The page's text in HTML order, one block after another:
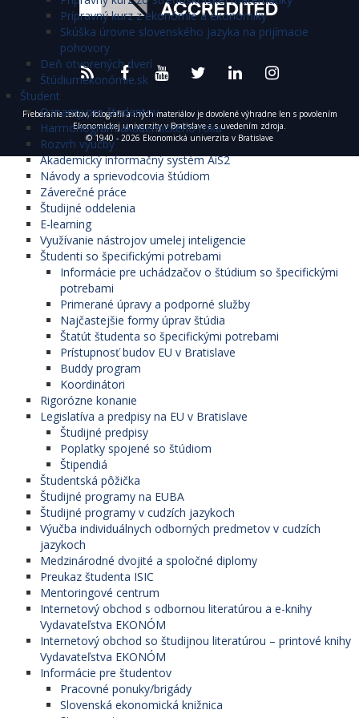
Prípravný kurz z ekonómie a ekonomiky
Skúška úrovne slovenského jazyka na prijímacie
pohovory
Deň otvorených dverí
Štúdiumekonómie.sk
Študent
Oznamy pre študentov
Harmonogram akademického roka
Rozvrh výučby
Akademický informačný systém AiS2
Návody a sprievodcovia štúdiom
Záverečné práce
Študijné oddelenia
E-learning
Využívanie nástrojov umelej inteligencie
Študenti so špecifickými potrebami
Informácie pre uchádzačov o štúdium so špecifickými
potrebami
Primerané úpravy a podporné služby
Najčastejšie formy úprav štúdia
Štatút študenta so špecifickými potrebami
Prístupnosť budov EU v Bratislave
Buddy program
Koordinátori
Rigorózne konanie
Legislatíva a predpisy na EU v Bratislave
Študijné predpisy
Poplatky spojené so štúdiom
Štipendiá
Študentská pôžička
Študijné programy na EUBA
Študijné programy v cudzích jazykoch
Výučba individuálnych odborných predmetov v cudzích
jazykoch
Medzinárodné dvojité a spoločné diplomy
Preukaz študenta ISIC
Mentoringové centrum
Internetový obchod s odbornou literatúrou a e-knihy
Vydavateľstva EKONÓM
Internetový obchod so študijnou literatúrou – printové knihy
Vydavateľstva EKONÓM
Informácie pre študentov
Pracovné ponuky/brigády
Slovenská ekonomická knižnica
Preberanie textov, fotografií a iných materiálov je dovolené výhradne len s povolením
Ekonomickej univerzity v Bratislave a s uvedením zdroja.
© 1940 - 2026 Ekonomická univerzita v Bratislave